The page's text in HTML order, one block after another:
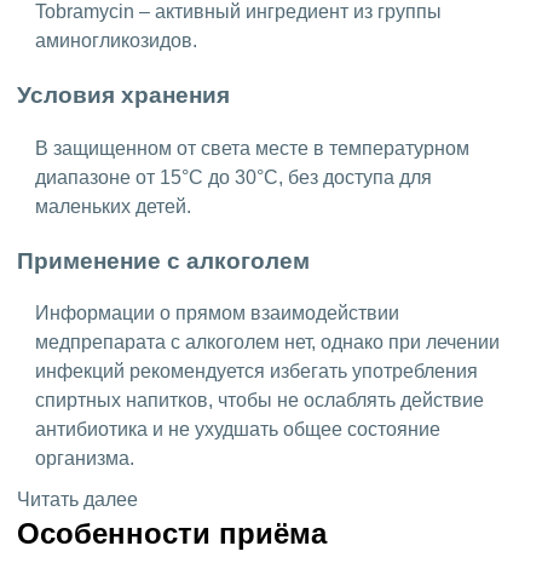
Tobramycin – активный ингредиент из группы
аминогликозидов.
Условия хранения
В защищенном от света месте в температурном
диапазоне от 15°C до 30°C, без доступа для
маленьких детей.
Применение с алкоголем
Информации о прямом взаимодействии
медпрепарата с алкоголем нет, однако при лечении
инфекций рекомендуется избегать употребления
спиртных напитков, чтобы не ослаблять действие
антибиотика и не ухудшать общее состояние
организма.
Читать далее
Особенности приёма